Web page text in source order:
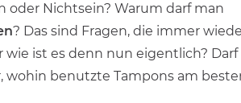
oder Nichtsein? Warum darf man
? Das sind Fragen, die immer
wie ist es denn nun eigentlich? Darf
wohin benutzte Tampons am